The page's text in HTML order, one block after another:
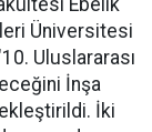
Ebelik
Üniversitesi
Uluslararası
İnşa
İki